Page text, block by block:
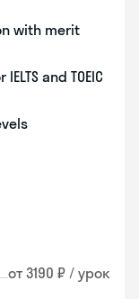
with merit
and TOEIC
от 3190 ₽ / урок